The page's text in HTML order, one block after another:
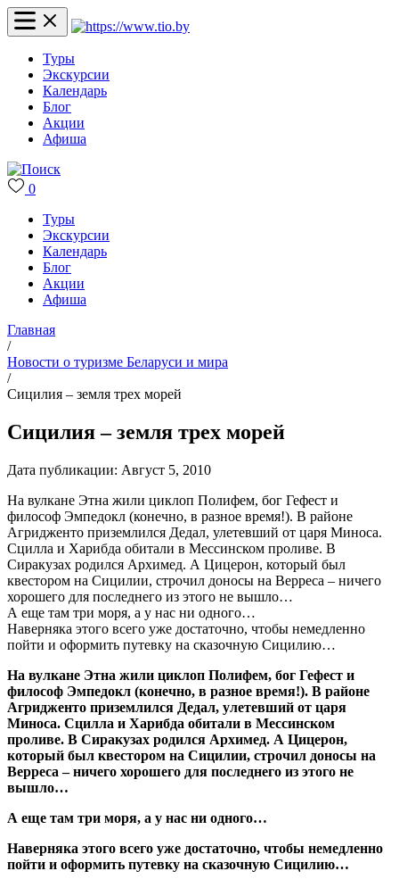
Туры
Экскурсии
Календарь
Блог
Акции
Афиша
0
Туры
Экскурсии
Календарь
Блог
Акции
Афиша
Главная
/
Новости о туризме Беларуси и мира
/
Сицилия – земля трех морей
Сицилия – земля трех морей
Дата публикации: Август 5, 2010
На вулкане Этна жили циклоп Полифем, бог Гефест и
философ Эмпедокл (конечно, в разное время!). В районе
Агридженто приземлился Дедал, улетевший от царя Миноса.
Сцилла и Харибда обитали в Мессинском проливе. В
Сиракузах родился Архимед. А Цицерон, который был
квестором на Сицилии, строчил доносы на Верреса – ничего
хорошего для последнего из этого не вышло…
А еще там три моря, а у нас ни одного…
Наверняка этого всего уже достаточно, чтобы немедленно
пойти и оформить путевку на сказочную Сицилию…
На вулкане Этна жили циклоп Полифем, бог Гефест и
философ Эмпедокл (конечно, в разное время!). В районе
Агридженто приземлился Дедал, улетевший от царя
Миноса. Сцилла и Харибда обитали в Мессинском
проливе. В Сиракузах родился Архимед. А Цицерон,
который был квестором на Сицилии, строчил доносы на
Верреса – ничего хорошего для последнего из этого не
вышло…
А еще там три моря, а у нас ни одного…
Наверняка этого всего уже достаточно, чтобы немедленно
пойти и оформить путевку на сказочную Сицилию…